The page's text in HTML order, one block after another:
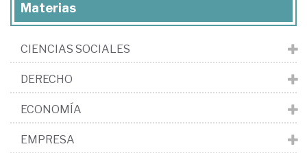
Materias
CIENCIAS SOCIALES
DERECHO
ECONOMÍA
EMPRESA